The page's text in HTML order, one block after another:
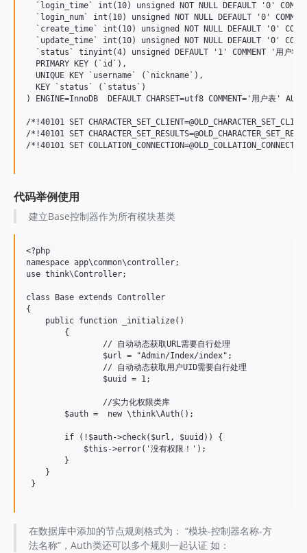
`login_time` int(10) unsigned NOT NULL DEFAULT '0'
`login_num` int(10) unsigned NOT NULL DEFAULT '0'
`create_time` int(10) unsigned NOT NULL DEFAULT '0'
`update_time` int(10) unsigned NOT NULL DEFAULT '0'
`status` tinyint(4) unsigned DEFAULT '1' COMMENT '用户状
  PRIMARY KEY (`id`),
  UNIQUE KEY `username` (`nickname`),
  KEY `status` (`status`)
) ENGINE=InnoDB  DEFAULT CHARSET=utf8 COMMENT='用户表'
/*!40101 SET
/*!40101 SET
/*!40101 SET
代码举例使用
建立Base控制器作为所有模块基类
<?php
namespace app\common\controller;
use think\Controller;
class Base extends Controller
{
    public function _initialize()
        $auth =  new \think\Auth();
        if (!$auth->check($url, $uuid)) {
            $this->error('没有权限！');
        }
    }
}
在数据库中添加的节点规则格式为： “模块-控制器名称-方
法名称”，Auth类还可以多个规则一起认证 如：